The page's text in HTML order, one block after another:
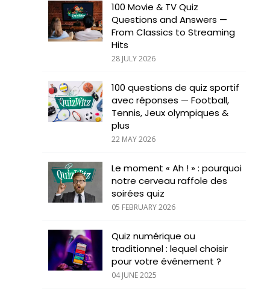
100 Movie & TV Quiz
Questions and Answers —
From Classics to Streaming
Hits
28 JULY 2026
100 questions de quiz sportif
avec réponses — Football,
Tennis, Jeux olympiques &
plus
22 MAY 2026
Le moment « Ah ! » : pourquoi
notre cerveau raffole des
soirées quiz
05 FEBRUARY 2026
Quiz numérique ou
traditionnel : lequel choisir
pour votre événement ?
04 JUNE 2025